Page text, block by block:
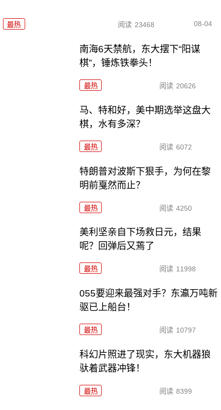
最热 阅读 23468 08-04
南海6天禁航，东大摆下“阳谋
棋”，锤炼铁拳头！
最热 阅读 20626
马、特和好，美中期选举这盘大
棋，水有多深？
最热 阅读 6072
特朗普对波斯下狠手，为何在黎
明前戛然而止？
最热 阅读 4250
美利坚亲自下场救日元，结果
呢？回弹后又蔫了
最热 阅读 11998
055要迎来最强对手？东瀛万吨新
驱已上船台！
最热 阅读 10797
科幻片照进了现实，东大机器狼
驮着武器冲锋！
最热 阅读 8399